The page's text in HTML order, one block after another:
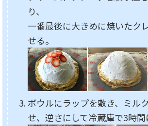
り、
一番最後に大きめに焼いたク
せる。
ボウルにラップを敷き、ミル
せ、逆さにして冷蔵庫で3時間